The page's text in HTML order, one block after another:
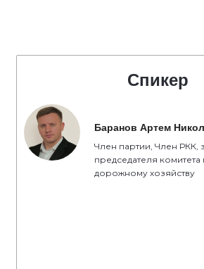
Спикер
Баранов Артем
Член партии, Член РКК,
председателя
дорожному хозяйству